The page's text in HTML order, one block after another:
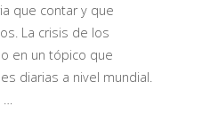
que contar y que
La crisis de los
en un tópico que
diarias a nivel mundial.